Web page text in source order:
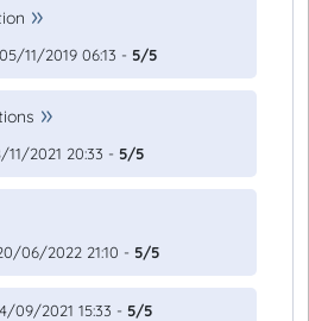
11/2019 06:13 - 5/5
11/2021 20:33 - 5/5
06/2022 21:10 - 5/5
09/2021 15:33 - 5/5